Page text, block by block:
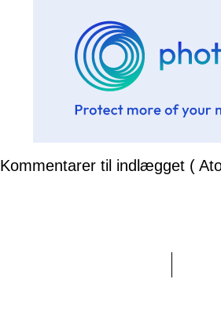
Kommentarer til indlægget (